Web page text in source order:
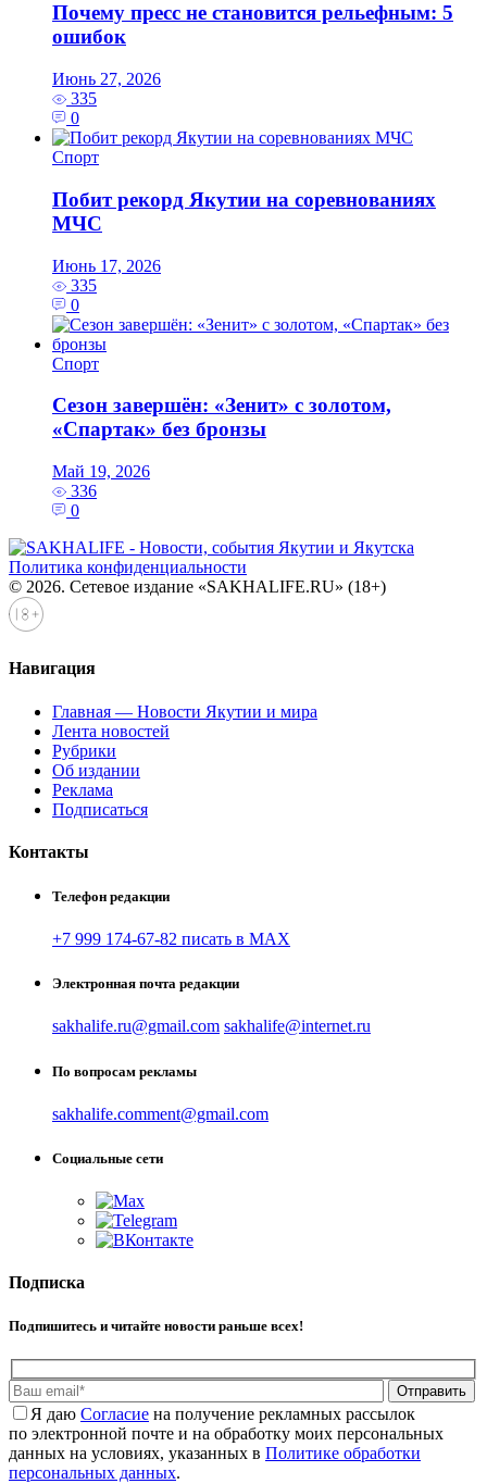
Почему пресс не становится рельефным: 5
ошибок
Июнь 27, 2026
335
0
Спорт
Побит рекорд Якутии на соревнованиях
МЧС
Июнь 17, 2026
335
0
Спорт
Сезон завершён: «Зенит» с золотом,
«Спартак» без бронзы
Май 19, 2026
336
0
Политика конфиденциальности
© 2026. Сетевое издание «SAKHALIFE.RU» (18+)
Навигация
Главная — Новости Якутии и мира
Лента новостей
Рубрики
Об издании
Реклама
Подписаться
Контакты
Телефон редакции
+7 999 174-67-82 писать в MAX
Электронная почта редакции
sakhalife.ru@gmail.com sakhalife@internet.ru
По вопросам рекламы
sakhalife.comment@gmail.com
Социальные сети
Подписка
Подпишитесь и читайте новости раньше всех!
Отправить
Я даю Cогласие на получение рекламных рассылок
по электронной почте и на обработку моих персональных
данных на условиях, указанных в Политике обработки
персональных данных.